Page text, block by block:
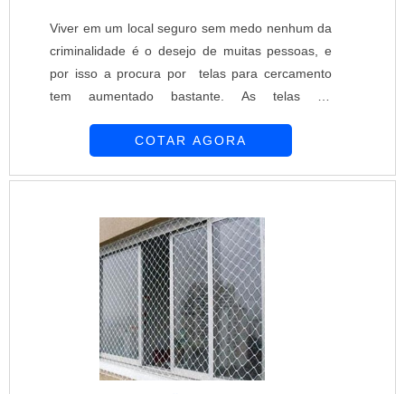
Viver em um local seguro sem medo nenhum da
criminalidade é o desejo de muitas pessoas, e
por isso a procura por telas para cercamento
tem aumentado bastante. As telas de
que podem trazer uma proteção maior para:
custo-benefício e que possuem grande
durabilidade, sendo úte....
COTAR AGORA